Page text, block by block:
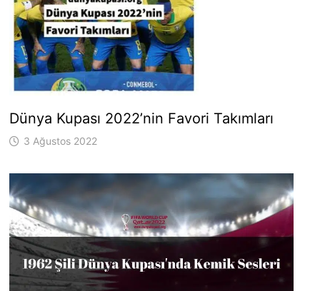
Dünya Kupası 2022’nin Favori Takımları
3 Ağustos 2022